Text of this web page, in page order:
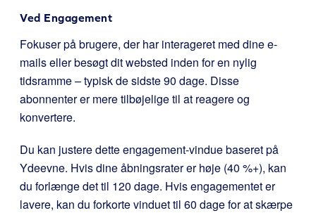
Ved Engagement
Fokuser på brugere, der har interageret med dine e-
mails eller besøgt dit websted inden for en nylig
tidsramme – typisk de sidste 90 dage. Disse
abonnenter er mere tilbøjelige til at reagere og
konvertere.
Du kan justere dette engagement-vindue baseret på
Ydeevne. Hvis dine åbningsrater er høje (40 %+), kan
du forlænge det til 120 dage. Hvis engagementet er
lavere, kan du forkorte vinduet til 60 dage for at skærpe